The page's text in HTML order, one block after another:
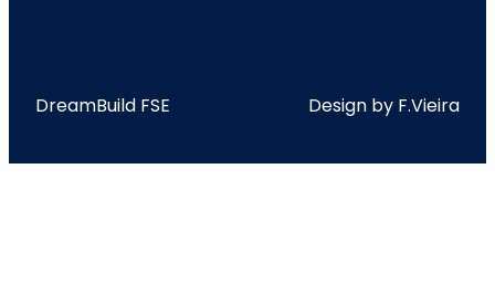
DreamBuild FSE Design by F.Vieira